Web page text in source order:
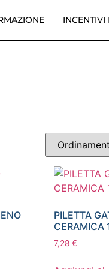
INCENTIVI
PILETTA
CERAMICA
7,28€